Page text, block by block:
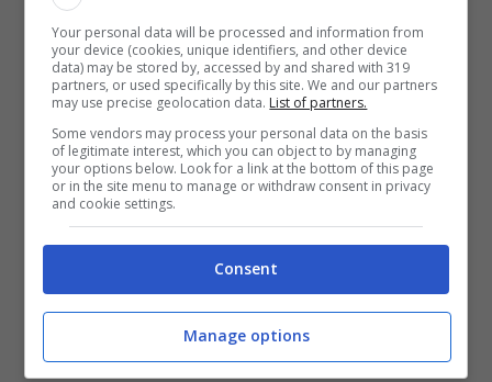
che secondo qualcuno era stato anche
richiesto al suo secondo anno a Manchester
ma non se ne fece nulla, invece ilMilan
la collaborazione pesante di JorgeMendes
sta portando avanti una trattativa importante
e segreta. Si sussurra che col Benfica ci
giocatore sta pressando non poco per
andare via.
Your personal data will be processed and information from
your device (cookies, unique identifiers, and other device
data) may be stored by, accessed by and shared with 319
partners, or used specifically by this site. We and our partners
may use precise geolocation data. List of partners.
Some vendors may process your personal data on the basis
of legitimate interest, which you can object to by managing
your options below. Look for a link at the bottom of this page
or in the site menu to manage or withdraw consent in privacy
and cookie settings.
Consent
Manage options